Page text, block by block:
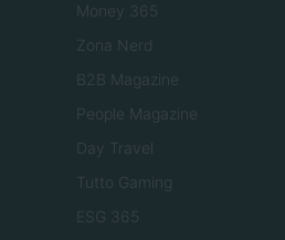
Money 365
Zona Nerd
B2B Magazine
People Magazine
Day Travel
Tutto Gaming
ESG 365